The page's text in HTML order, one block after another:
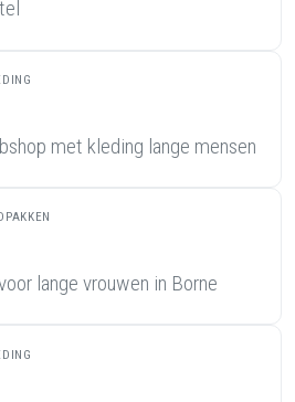
met kleding lange mensen
lange vrouwen in Borne